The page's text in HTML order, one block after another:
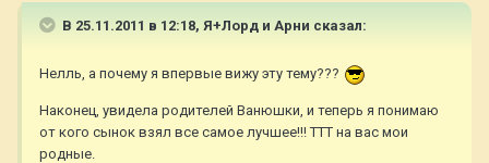
В 25.11.2011 в 12:18, Я+Лорд и Арни сказал:
Нелль, а почему я впервые вижу эту тему???
Наконец, увидела родителей Ванюшки, и теперь я понимаю
от кого сынок взял все самое лучшее!!! ТТТ на вас мои
родные.